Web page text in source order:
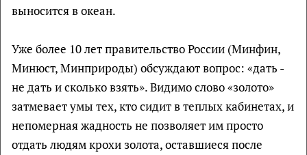
выносится в океан.
Уже более 10 лет правительство России (Минфин,
Минюст, Минприроды) обсуждают вопрос: «дать -
не дать и сколько взять». Видимо слово «золото»
затмевает умы тех, кто сидит в теплых кабинетах, и
непомерная жадность не позволяет им просто
отдать людям крохи золота, оставшиеся после